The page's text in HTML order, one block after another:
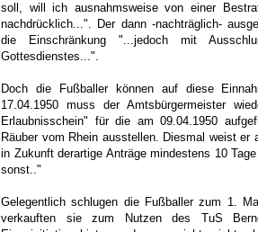
soll, will ich ausnahmsweise von einer
nachdrücklich...". Der dann -nachträglich-
die Einschränkung "...jedoch mit
Gottesdienstes...".
Doch die Fußballer können auf diese
17.04.1950 muss der Amtsbürgermeister
Erlaubnisschein" für die am 09.04.1950
Räuber vom Rhein ausstellen. Diesmal weist
in Zukunft derartige Anträge mindestens 10
sonst.."
Gelegentlich schlugen die Fußballer zum 1.
verkauften sie zum Nutzen des TuS